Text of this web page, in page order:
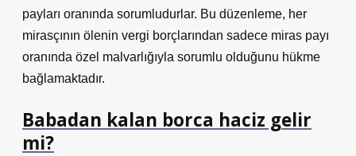
payları oranında sorumludurlar. Bu düzenleme, her
mirasçının ölenin vergi borçlarından sadece miras payı
oranında özel malvarlığıyla sorumlu olduğunu hükme
bağlamaktadır.
Babadan kalan borca haciz gelir
mi?